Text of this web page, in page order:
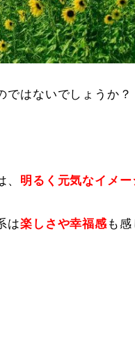
ではないでしょうか？
明るく元気なイメー
は楽しさや幸福感も感